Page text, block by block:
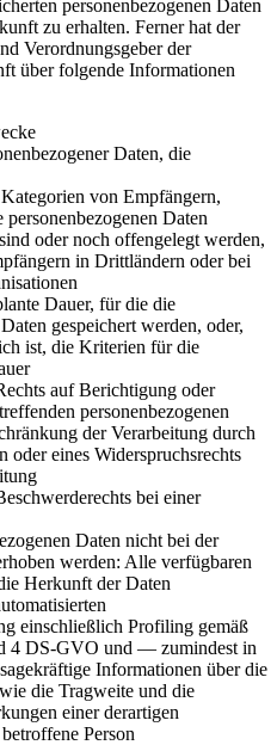
personenbezogenen Daten
zu erhalten. Ferner hat der
Verordnungsgeber der
über folgende Informationen
Daten, die
von Empfängern,
personenbezogenen Daten
oder noch offengelegt werden,
in Drittländern oder bei
Dauer, für die die
gespeichert werden, oder,
ist, die Kriterien für die
auf Berichtigung oder
personenbezogenen
der Verarbeitung durch
oder eines Widerspruchsrechts
bei einer
Daten nicht bei der
werden: Alle verfügbaren
Herkunft der Daten
einschließlich Profiling gemäß
4 DS-GVO und — zumindest in
Informationen über die
die Tragweite und die
einer derartigen
Person